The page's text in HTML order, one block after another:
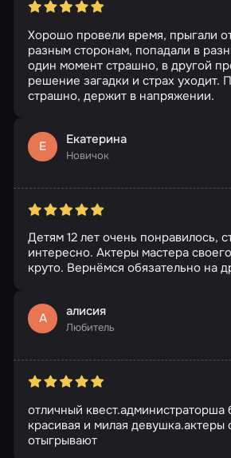
Хорошо провели время, прыгали
разным сторонам, попадали в
один момент страшно, в другой
решение загадки и страх уходит.
страшно, держит в напряжении.
Е Екатерина
Новичок
Детям 12 лет очень понравилось,
интересно. Актеры мастера
круто. Вернёмся обязательно на
А алисия
Любитель
отличный квест.администраторша
красивая и милая
отыгрывают